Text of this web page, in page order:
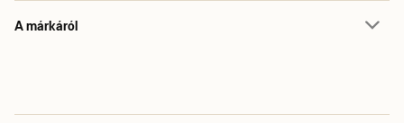
A márkáról